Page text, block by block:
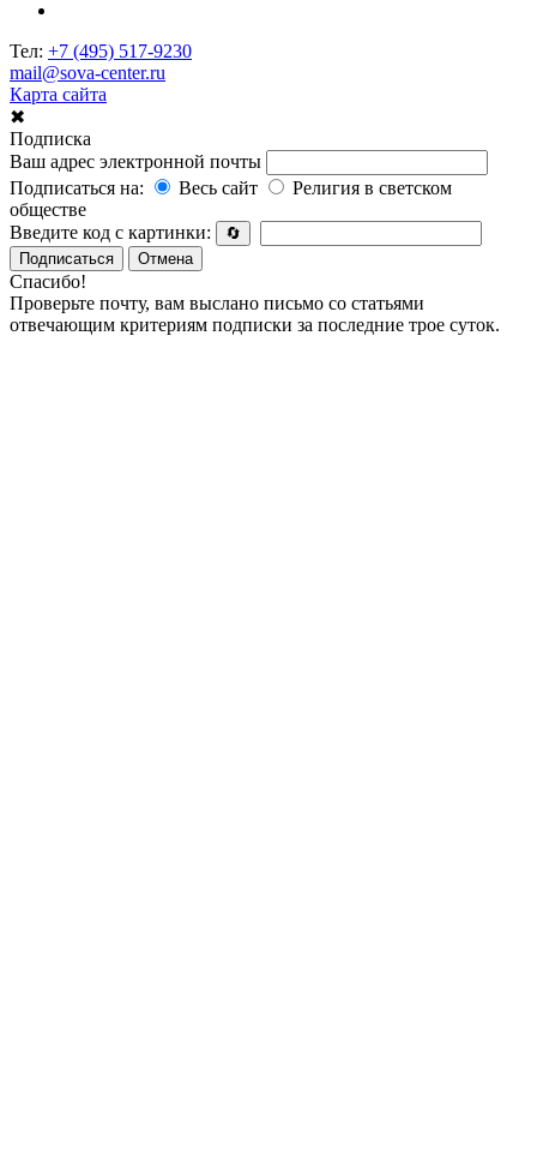
Тел: +7 (495) 517-9230
mail@sova-center.ru
Карта сайта
✖
Подписка
Ваш адрес электронной почты
Подписаться на:
Весь сайт
Религия в светском
обществе
Введите код с картинки:
🔄
Подписаться
Отмена
Спасибо!
Проверьте почту, вам выслано письмо со статьями
отвечающим критериям подписки за последние трое суток.